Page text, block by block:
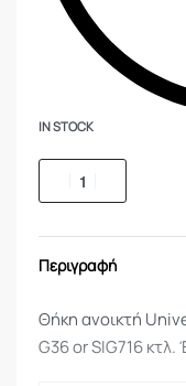
IN STOCK
Περιγραφή
Θήκη ανοικτή
G36 or SIG716